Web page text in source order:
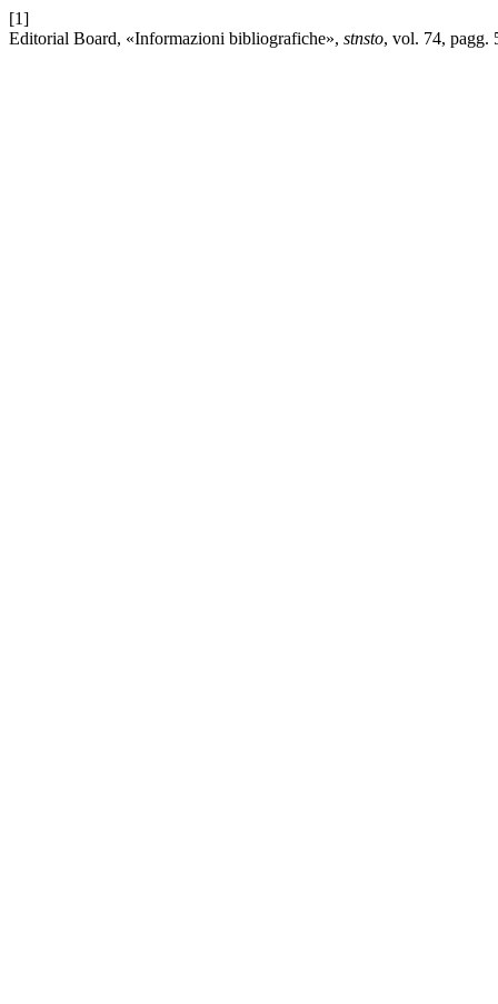
[1]
Editorial Board, «Informazioni bibliografiche», stnsto, vol. 74, pagg.